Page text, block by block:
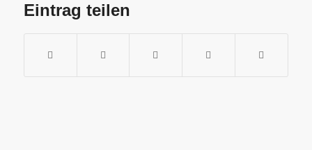
Eintrag teilen